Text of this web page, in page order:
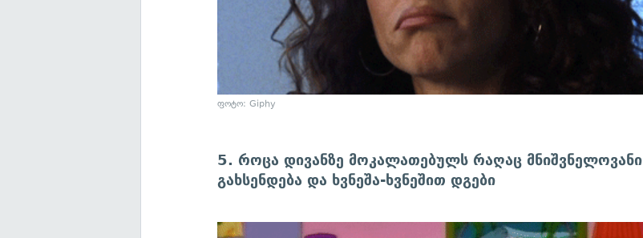
ფოტო: Giphy
5. როცა დივანზე მოკალათებულს რაღაც მნიშვნელოვანი
გახსენდება და ხვნეშა-ხვნეშით დგები